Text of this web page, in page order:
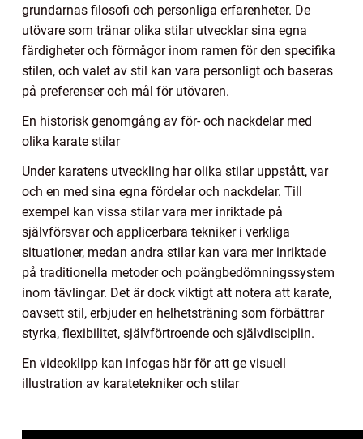
grundarnas filosofi och personliga erfarenheter. De
utövare som tränar olika stilar utvecklar sina egna
färdigheter och förmågor inom ramen för den specifika
stilen, och valet av stil kan vara personligt och baseras
på preferenser och mål för utövaren.
En historisk genomgång av för- och nackdelar med
olika karate stilar
Under karatens utveckling har olika stilar uppstått, var
och en med sina egna fördelar och nackdelar. Till
exempel kan vissa stilar vara mer inriktade på
självförsvar och applicerbara tekniker i verkliga
situationer, medan andra stilar kan vara mer inriktade
på traditionella metoder och poängbedömningssystem
inom tävlingar. Det är dock viktigt att notera att karate,
oavsett stil, erbjuder en helhetsträning som förbättrar
styrka, flexibilitet, självförtroende och självdisciplin.
En videoklipp kan infogas här för att ge visuell
illustration av karatetekniker och stilar